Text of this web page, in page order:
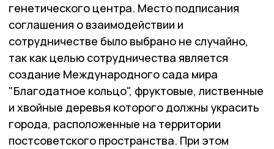
генетического центра. Место подписания
соглашения о взаимодействии и
сотрудничестве было выбрано не случайно,
так как целью сотрудничества является
создание Международного сада мира
"Благодатное кольцо", фруктовые, лиственные
и хвойные деревья которого должны украсить
города, расположенные на территории
постсоветского пространства. При этом